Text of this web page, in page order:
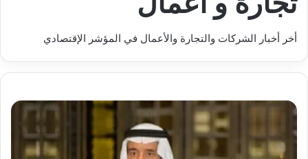
أخر أخبار الشركات والتجارة والأعمال في المؤشر الإقتصادي